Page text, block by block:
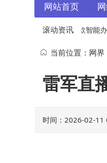
网站首页
滚动资讯
新引擎：科大讯飞五款智能办公
多元办公新体验当前位置： 网界
雷军直
时间：2026-02-11